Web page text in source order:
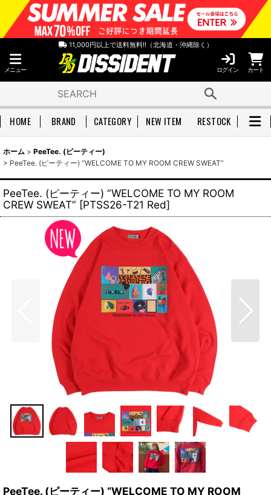
11,000円以上で送料無料!!（北海道・沖縄除く）
メニュー ログイン カート
HOME BRAND CATEGORY NEW ITEM RESTOCK
ホーム > PeeTee. (ピーティー)
> PeeTee. (ピーティー) “WELCOME TO MY ROOM CREW SWEAT”
PeeTee. (ピーティー) “WELCOME TO MY ROOM
CREW SWEAT” [PTSS26-T21 Red]
PeeTee. (ピーティー) “WELCOME TO MY ROOM